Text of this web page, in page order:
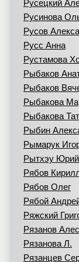
Русецкий
Русинова
Русов
Русс Анна
Рустамова
Рыбаков
Рыбаков
Рыбакова
Рыбакова
Рыбин
Рымарук
Рытхэу Юрий
Рябов
Рябов Олег
Рябой
Ряжский
Рязанов
Рязанова Л.
Рязанцев